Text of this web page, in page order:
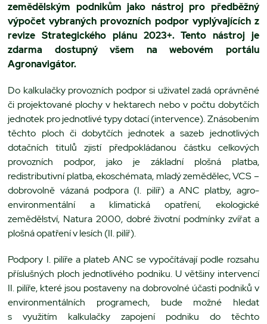
zemědělským podnikům jako nástroj pro předběžný
výpočet vybraných provozních podpor vyplývajících z
revize Strategického plánu 2023+. Tento nástroj je
zdarma dostupný všem na webovém portálu
Agronavigátor.
Do kalkulačky provozních podpor si uživatel zadá oprávněné
či projektované plochy v hektarech nebo v počtu dobytčích
jednotek pro jednotlivé typy dotací (intervence). Znásobením
těchto ploch či dobytčích jednotek a sazeb jednotlivých
dotačních titulů zjistí předpokládanou částku celkových
provozních podpor, jako je základní plošná platba,
redistributivní platba, ekoschémata, mladý zemědělec, VCS –
dobrovolně vázaná podpora (I. pilíř) a ANC platby, agro-
environmentální a klimatická opatření, ekologické
zemědělství, Natura 2000, dobré životní podmínky zvířat a
plošná opatření v lesích (II. pilíř).
Podpory I. pilíře a plateb ANC se vypočítávají podle rozsahu
příslušných ploch jednotlivého podniku. U většiny intervencí
II. pilíře, které jsou postaveny na dobrovolné účasti podniků v
environmentálních programech, bude možné hledat
s využitím kalkulačky zapojení podniku do těchto